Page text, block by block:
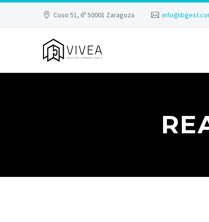
Coso 51, 6º 50001 Zaragoza